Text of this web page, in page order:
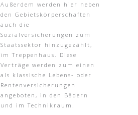
Außerdem werden hier neben
den Gebietskörperschaften
auch die
Sozialversicherungen zum
Staatssektor hinzugezählt,
im Treppenhaus. Diese
Verträge werden zum einen
als klassische Lebens- oder
Rentenversicherungen
angeboten, in den Bädern
und im Technikraum.